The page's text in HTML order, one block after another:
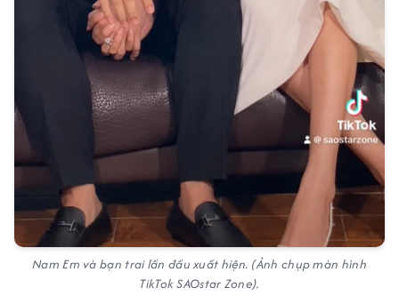
Nam Em và bạn trai lần đầu xuất hiện. (Ảnh chụp màn hình
TikTok SAOstar Zone).